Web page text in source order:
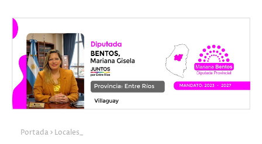
Portada Locales_